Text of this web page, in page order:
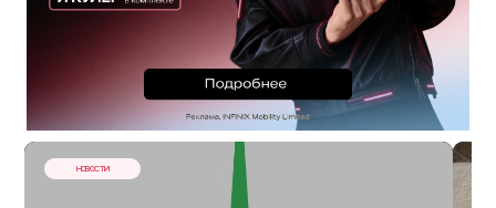
НОВОСТИ